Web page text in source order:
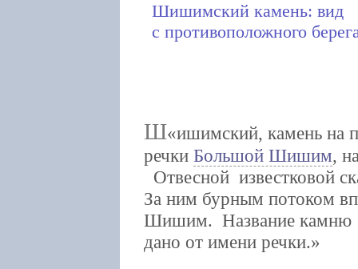
Шишимский камень: вид
с противоположного
Ш ишимский, камень на
речки Большой Шишим,
Отвесной известковой
За ним бурным потоком
Шишим. Название камню
дано от имени речки.